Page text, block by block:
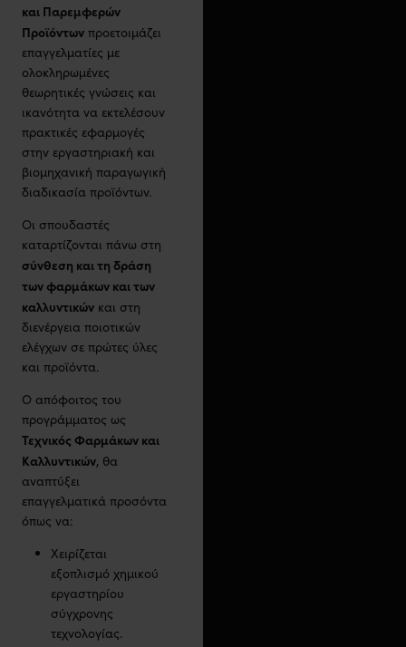
και Παρεμφερών
Προϊόντων προετοιμάζει
επαγγελματίες με
ολοκληρωμένες
θεωρητικές γνώσεις και
ικανότητα να εκτελέσουν
πρακτικές εφαρμογές
στην εργαστηριακή και
βιομηχανική παραγωγική
διαδικασία προϊόντων.
Οι σπουδαστές
καταρτίζονται πάνω στη
σύνθεση και τη δράση
των φαρμάκων και των
καλλυντικών και στη
διενέργεια ποιοτικών
ελέγχων σε πρώτες ύλες
και προϊόντα.
Ο απόφοιτος του
προγράμματος ως
Τεχνικός Φαρμάκων και
Καλλυντικών, θα
αναπτύξει
επαγγελματικά προσόντα
όπως να:
Χειρίζεται
εξοπλισμό χημικού
εργαστηρίου
σύγχρονης
τεχνολογίας.